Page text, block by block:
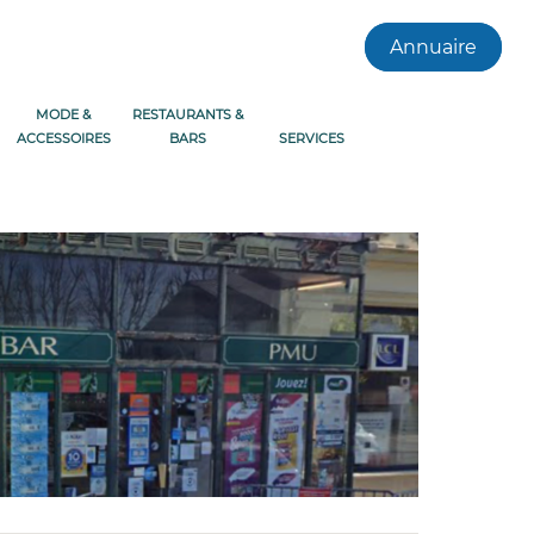
Annuaire
MODE &
ACCESSOIRES
RESTAURANTS &
BARS
SERVICES